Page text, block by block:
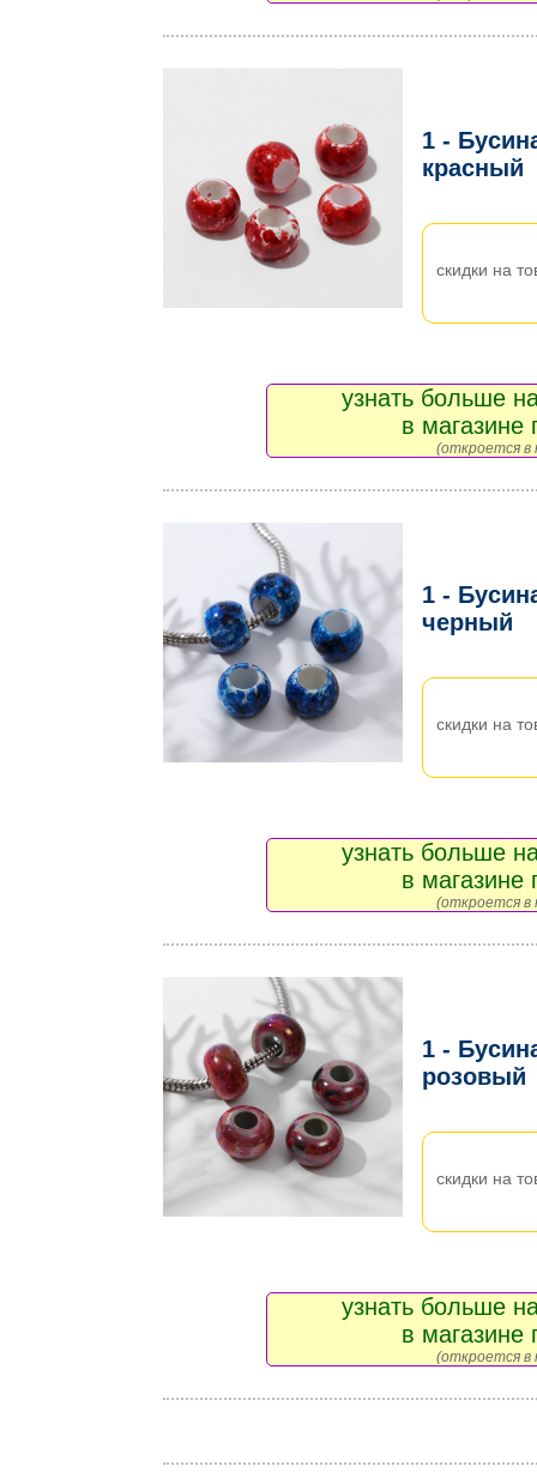
1 -
красный
скидки на
узнать больше
в магазине
(откроется в
1 -
черный
скидки на
узнать больше
в магазине
(откроется в
1 -
розовый
скидки на
узнать больше
в магазине
(откроется в